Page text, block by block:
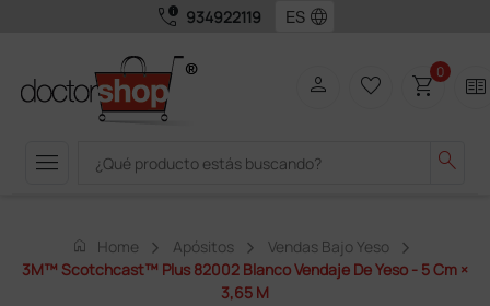
call_quality 934922119 language
menu search
person favorite_border shopping_cart0 two_pager
home Home Apósitos
Vendas Bajo Yeso
3M™ Scotchcast™ Plus 82002 Blanco Vendaje De Yeso - 5 Cm ×
3,65 M